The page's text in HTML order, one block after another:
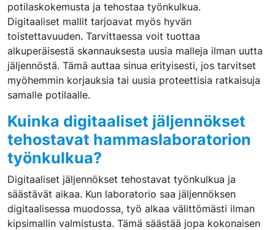
potilaskokemusta ja tehostaa työnkulkua.
Digitaaliset mallit tarjoavat myös hyvän
toistettavuuden. Tarvittaessa voit tuottaa
alkuperäisestä skannauksesta uusia malleja ilman uutta
jäljennöstä. Tämä auttaa sinua erityisesti, jos tarvitset
myöhemmin korjauksia tai uusia proteettisia ratkaisuja
samalle potilaalle.
Kuinka digitaaliset jäljennökset
tehostavat hammaslaboratorion
työnkulkua?
Digitaaliset jäljennökset tehostavat työnkulkua ja
säästävät aikaa. Kun laboratorio saa jäljennöksen
digitaalisessa muodossa, työ alkaa välittömästi ilman
kipsimallin valmistusta. Tämä säästää jopa kokonaisen